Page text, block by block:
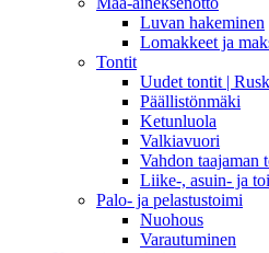
Luvan hakeminen
Lomakkeet ja
Tontit
Uudet tontit |
Päällistönmäki
Ketunluola
Valkiavuori
Vahdon taajaman
Liike-, asuin- ja
Palo- ja pelastustoimi
Nuohous
Varautuminen